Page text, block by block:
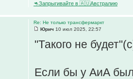
🦘Запрыгивайте в 🇦🇺Австралию
Re: Не только трансфермаркт
Юрич 10 июл 2025, 22:57
"Такого не
Если бы у АиА